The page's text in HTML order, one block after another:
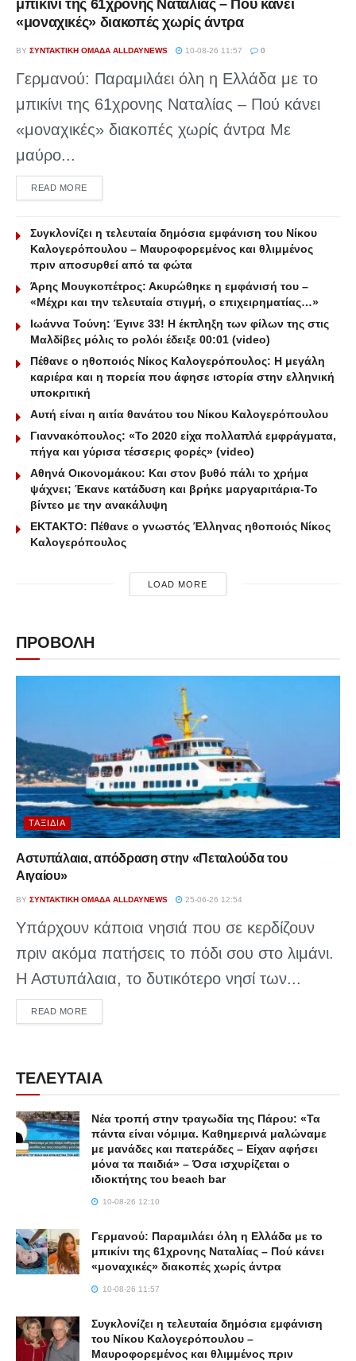
μπικίνι της 61χρονης Ναταλίας – Πού κάνει
«μοναχικές» διακοπές χωρίς άντρα
BY ΣΥΝΤΑΚΤΙΚΉ ΟΜΆΔΑ ALLDAYNEWS 10-08-26 11:57 0
Γερμανού: Παραμιλάει όλη η Ελλάδα με το
μπικίνι της 61χρονης Ναταλίας – Πού κάνει
«μοναχικές» διακοπές χωρίς άντρα Με
μαύρο...
READ MOREDETAILS
Συγκλονίζει η τελευταία δημόσια εμφάνιση του Νίκου
Καλογερόπουλου – Μαυροφορεμένος και θλιμμένος
πριν αποσυρθεί από τα φώτα
Άρης Μουγκοπέτρος: Ακυρώθηκε η εμφάνισή του –
«Mέχρι και την τελευταία στιγμή, ο επιχειρηματίας…»
Ιωάννα Τούνη: Έγινε 33! Η έκπληξη των φίλων της στις
Μαλδίβες μόλις το ρολόι έδειξε 00:01 (video)
Πέθανε ο ηθοποιός Νίκος Καλογερόπουλος: Η μεγάλη
καριέρα και η πορεία που άφησε ιστορία στην ελληνική
υποκριτική
Αυτή είναι η αιτία θανάτου του Νίκου Καλογερόπουλου
Γιαννακόπουλος: «Το 2020 είχα πολλαπλά εμφράγματα,
πήγα και γύρισα τέσσερις φορές» (video)
Αθηνά Οικονομάκου: Και στον βυθό πάλι το χρήμα
ψάχνει; Έκανε κατάδυση και βρήκε μαργαριτάρια-To
βίντεο με την ανακάλυψη
ΕΚΤΑΚΤΟ: Πέθανε ο γνωστός Έλληνας ηθοποιός Νίκος
Καλογερόπουλος
LOAD MORE
ΠΡΟΒΟΛΗ
ΤΑΞΊΔΙΑ
Αστυπάλαια, απόδραση στην «Πεταλούδα του
Αιγαίου»
BY ΣΥΝΤΑΚΤΙΚΉ ΟΜΆΔΑ ALLDAYNEWS 25-06-26 12:54
Υπάρχουν κάποια νησιά που σε κερδίζουν
πριν ακόμα πατήσεις το πόδι σου στο λιμάνι.
Η Αστυπάλαια, το δυτικότερο νησί των...
READ MOREDETAILS
ΤΕΛΕΥΤΑΙΑ
Νέα τροπή στην τραγωδία της Πάρου: «Τα
πάντα είναι νόμιμα. Καθημερινά μαλώναμε
με μανάδες και πατεράδες – Είχαν αφήσει
μόνα τα παιδιά» – Όσα ισχυρίζεται ο
ιδιοκτήτης του beach bar
10-08-26 12:10
Γερμανού: Παραμιλάει όλη η Ελλάδα με το
μπικίνι της 61χρονης Ναταλίας – Πού κάνει
«μοναχικές» διακοπές χωρίς άντρα
10-08-26 11:57
Συγκλονίζει η τελευταία δημόσια εμφάνιση
του Νίκου Καλογερόπουλου –
Μαυροφορεμένος και θλιμμένος πριν